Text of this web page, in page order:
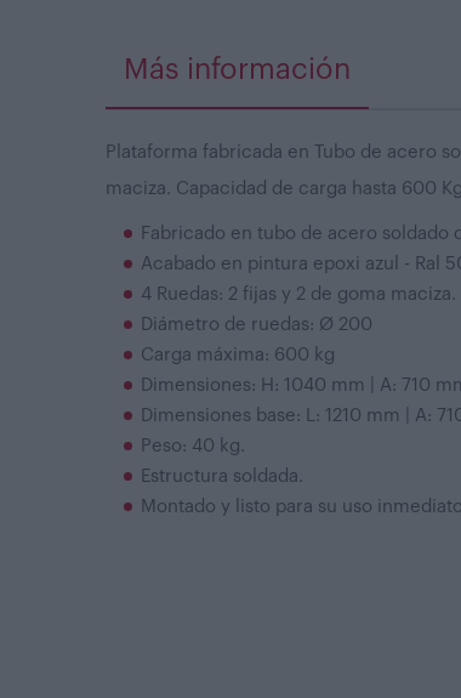
Más información
Plataforma fabricada en Tubo de acero
maciza. Capacidad de carga hasta 600
Fabricado en tubo de acero soldado
Acabado en pintura epoxi azul - Ral
4 Ruedas: 2 fijas y 2 de goma maciza.
Diámetro de ruedas: Ø 200
Carga máxima: 600 kg
Dimensiones: H: 1040 mm | A: 710
Dimensiones base: L: 1210 mm | A:
Peso: 40 kg.
Estructura soldada.
Montado y listo para su uso